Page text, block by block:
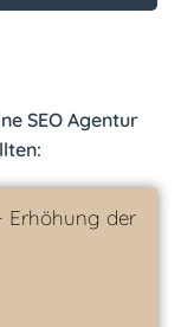
SEO Agentur